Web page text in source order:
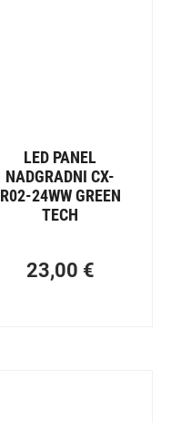
LED PANEL
NADGRADNI CX-
R02-24WW GREEN
TECH
23,00 €